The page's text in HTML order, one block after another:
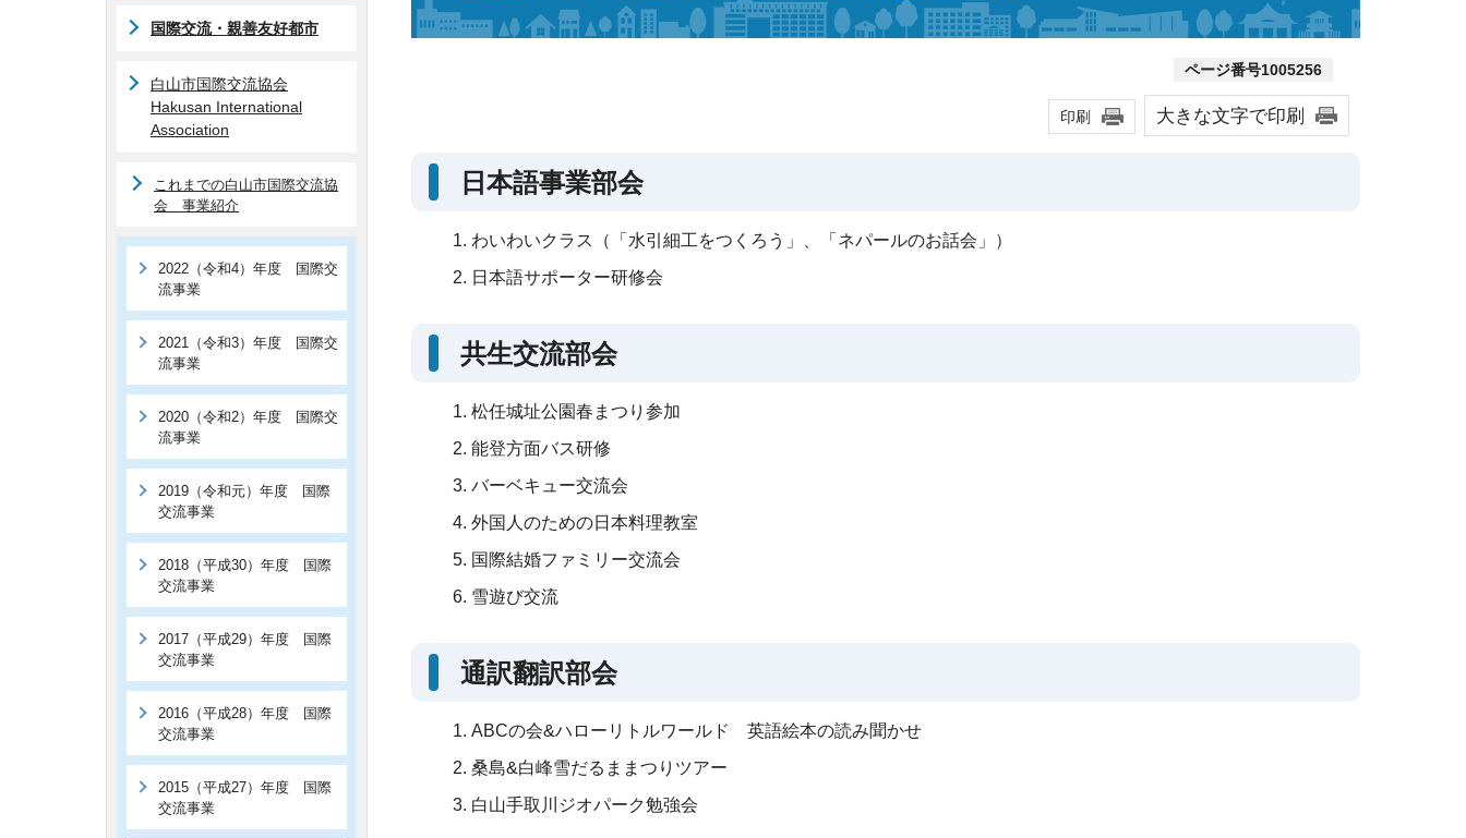
ページ番号1005256
印刷 大きな文字で印刷
日本語事業部会
わいわいクラス（「水引細工をつくろう」、「ネパールのお話会」）
日本語サポーター研修会
共生交流部会
松任城址公園春まつり参加
能登方面バス研修
バーベキュー交流会
外国人のための日本料理教室
国際結婚ファミリー交流会
雪遊び交流
通訳翻訳部会
ABCの会&ハローリトルワールド 英語絵本の読み聞かせ
桑島&白峰雪だるままつりツアー
白山手取川ジオパーク勉強会
国際交流・親善友好都市
白山市国際交流協会
Hakusan International
Association
これまでの白山市国際交流協
会 事業紹介
2022（令和4）年度 国際交
流事業
2021（令和3）年度 国際交
流事業
2020（令和2）年度 国際交
流事業
2019（令和元）年度 国際
交流事業
2018（平成30）年度 国際
交流事業
2017（平成29）年度 国際
交流事業
2016（平成28）年度 国際
交流事業
2015（平成27）年度 国際
交流事業